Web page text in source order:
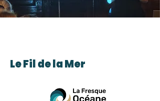
Le Fil de la Mer